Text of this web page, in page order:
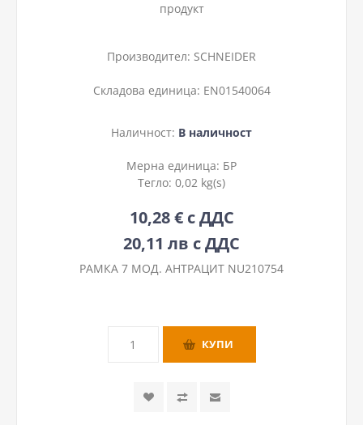
продукт
Производител: SCHNEIDER
Складова единица: EN01540064
Наличност: В наличност
Мерна единица: БР
Тегло: 0,02 kg(s)
10,28 € с ДДС
20,11 лв с ДДС
РАМКА 7 МОД. АНТРАЦИТ NU210754